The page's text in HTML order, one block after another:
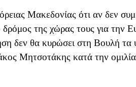
Μακεδονίας ότι αν δεν
της χώρας τους για την
δεν θα κυρώσει στη Βουλή
Μητσοτάκης κατά την